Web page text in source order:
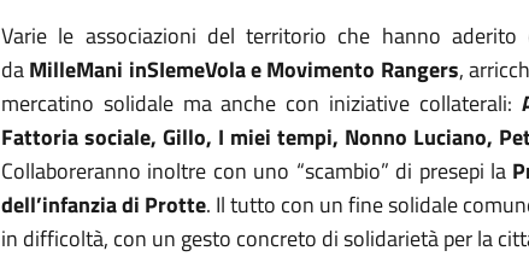
Varie le associazioni del territorio che hanno aderito
daMilleMani inSIemeVola e Movimento Rangers,
mercatino solidale ma anche con iniziative collaterali:
Fattoria sociale, Gillo, I miei tempi, Nonno Luciano,
Collaboreranno inoltre con uno “scambio” di presepi la
dell’infanzia di Protte. Il tutto con un fine solidale
in difficoltà, con un gesto concreto di solidarietà per la